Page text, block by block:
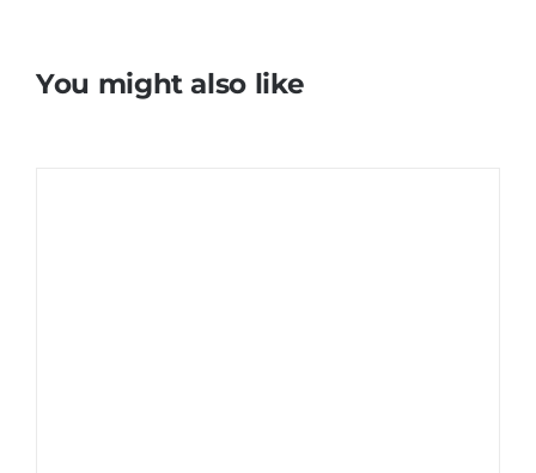
You might also like